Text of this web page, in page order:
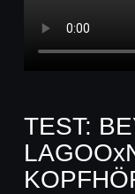
TEST: